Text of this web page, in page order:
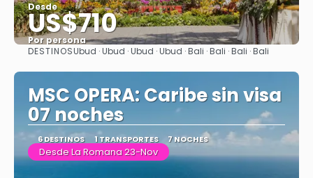
Desde
US$710
Por persona
Ver
DESTINOSUbud · Ubud · Ubud · Ubud · Bali · Bali · Bali · Bali
MSC OPERA: Caribe sin visa
07 noches
6 DESTINOS 1 TRANSPORTES 7 NOCHES
Desde La Romana 23-Nov